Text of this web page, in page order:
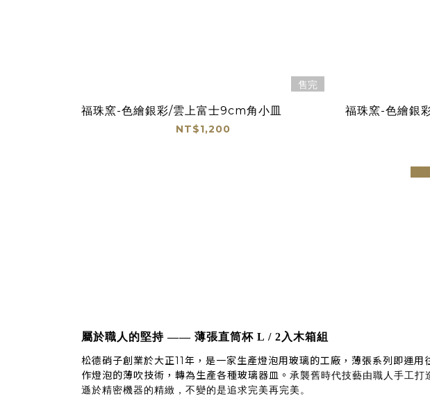
售完
福珠窯-色繪銀彩/雲上富士9cm角小皿
NT$1,200
福珠窯-色繪銀
prev
屬於職人的堅持 —— 薄張直筒杯 L / 2入木箱組
松德硝子創業於大正11年，是一家生產燈泡用玻璃的工廠，薄張系列即運用
作燈泡的薄吹技術，轉為生產各種玻璃器皿。 承襲舊時代技藝由職人手工打
遜於精密機器的精緻，不變的是追求完美再完美。